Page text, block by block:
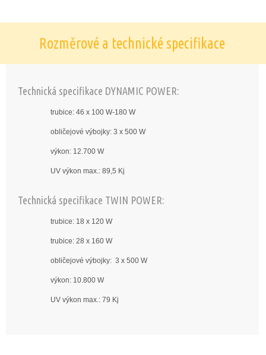
Rozměrové a technické specifikace
Technická specifikace DYNAMIC POWER:
trubice: 46 x 100 W-180 W
obličejové výbojky: 3 x 500 W
výkon: 12.700 W
UV výkon max.: 89,5 Kj
Technická specifikace TWIN POWER:
trubice: 18 x 120 W
trubice: 28 x 160 W
obličejové výbojky: 3 x 500 W
výkon: 10.800 W
UV výkon max.: 79 Kj